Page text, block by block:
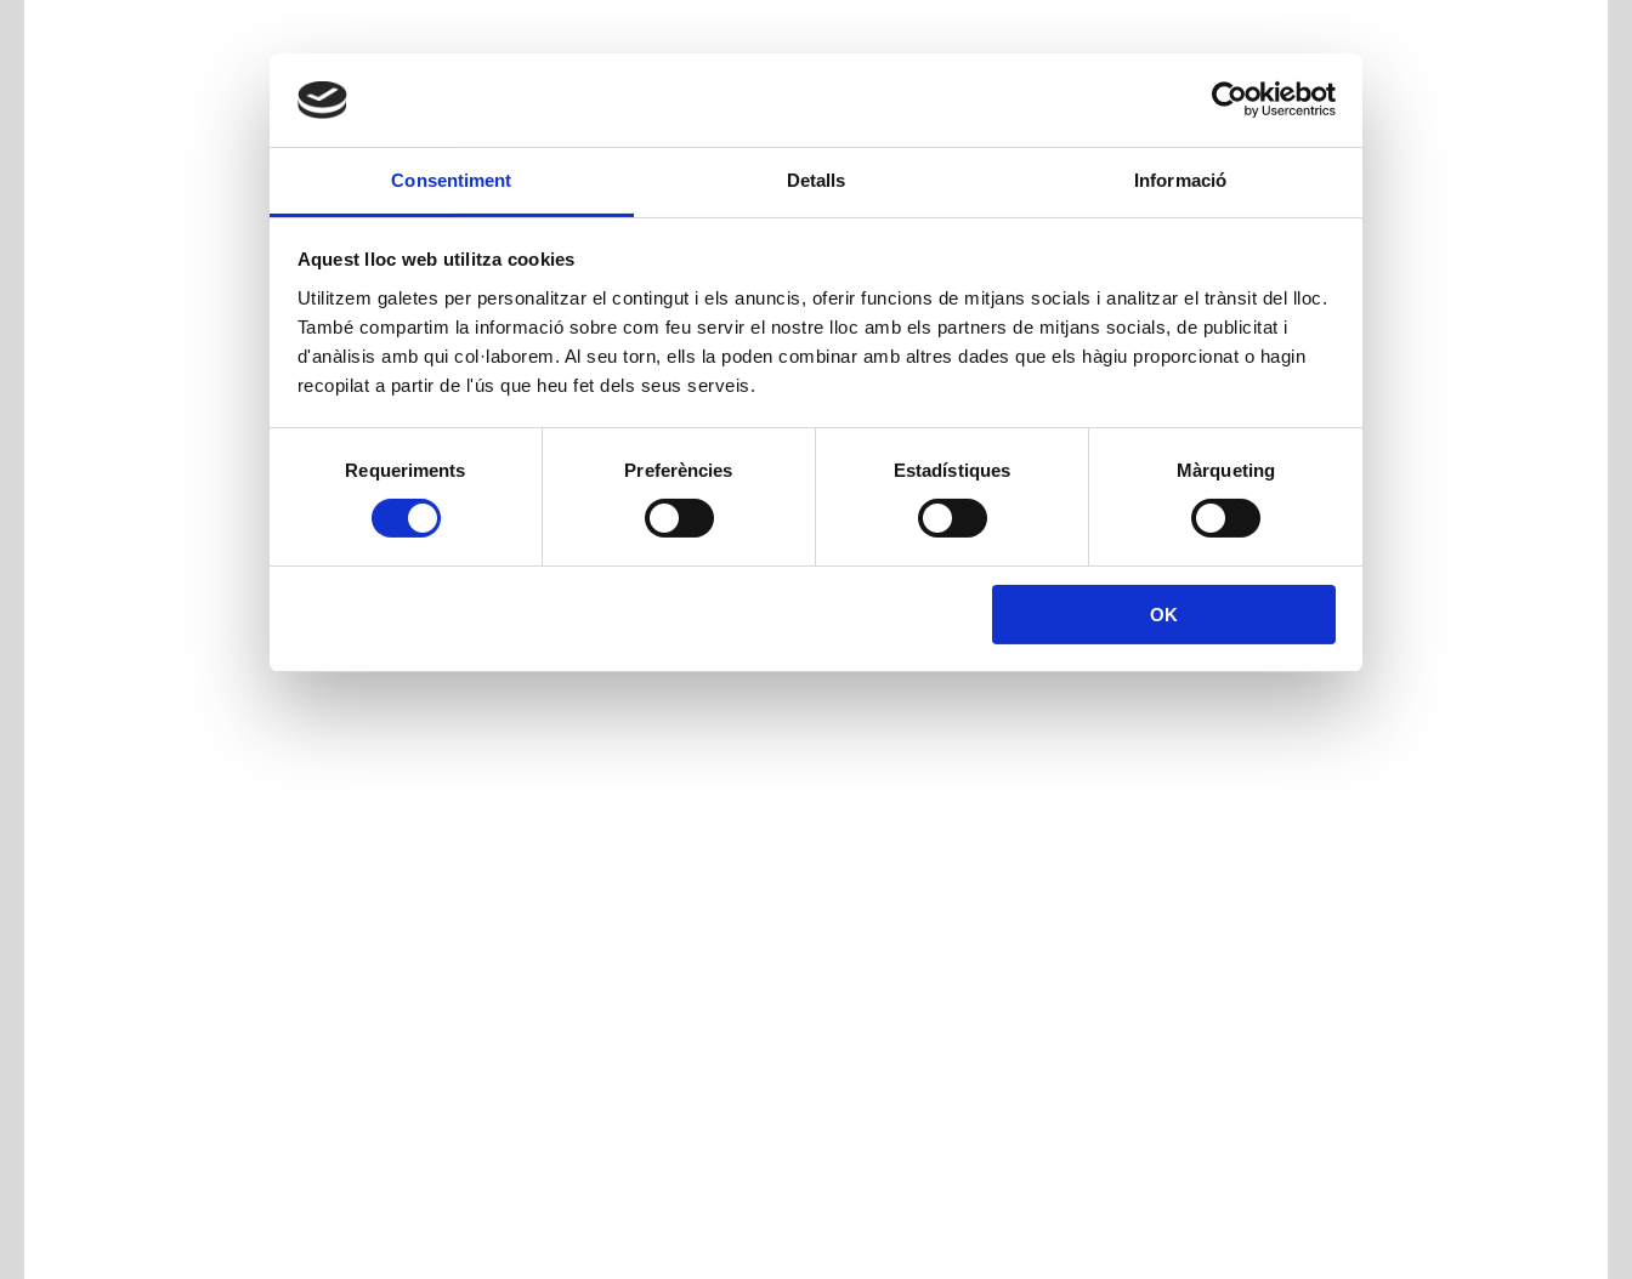
Consentiment Detalls Informació
Aquest lloc web utilitza cookies
Utilitzem galetes per personalitzar el contingut i els anuncis, oferir funcions de mitjans socials i analitzar el trànsit del lloc.
També compartim la informació sobre com feu servir el nostre lloc amb els partners de mitjans socials, de publicitat i
d'anàlisis amb qui col·laborem. Al seu torn, ells la poden combinar amb altres dades que els hàgiu proporcionat o hagin
recopilat a partir de l'ús que heu fet dels seus serveis.
consentiment
Requeriments Preferències Estadístiques Màrqueting
OK